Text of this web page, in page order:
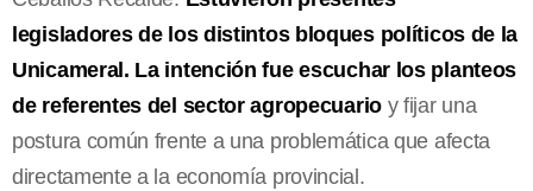
legisladores de los distintos bloques políticos de la
Unicameral. La intención fue escuchar los planteos
de referentes del sector agropecuarioy fijar una
postura común frente a una problemática que afecta
directamente a la economía provincial.